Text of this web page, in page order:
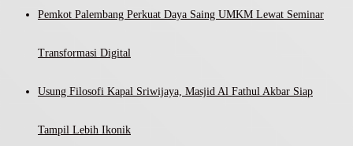
Pemkot Palembang Perkuat Daya Saing UMKM Lewat Seminar
Transformasi Digital
Usung Filosofi Kapal Sriwijaya, Masjid Al Fathul Akbar Siap
Tampil Lebih Ikonik